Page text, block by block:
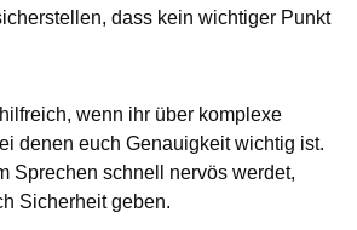
dass kein wichtiger Punkt
wenn ihr über komplexe
denen euch Genauigkeit wichtig ist.
Sprechen schnell nervös werdet,
Sicherheit geben.